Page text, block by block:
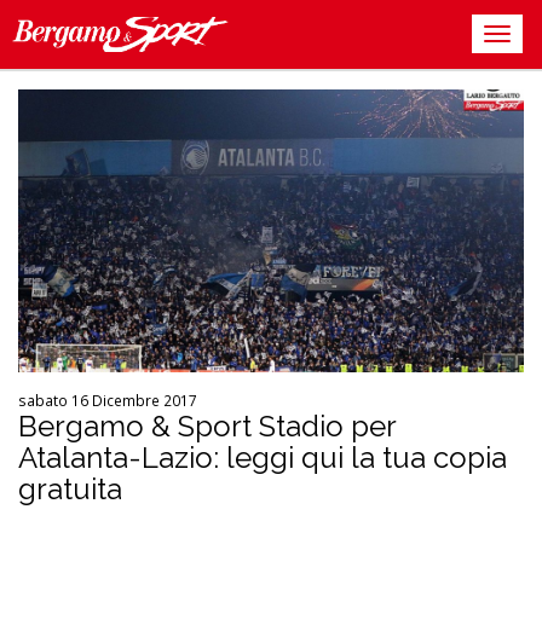
sabato 16 Dicembre 2017
Bergamo & Sport Stadio per
Atalanta-Lazio: leggi qui la tua copia
gratuita